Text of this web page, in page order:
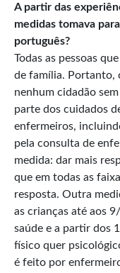
A partir das
medidas tomava
português?
Todas as pessoas
de família. Portanto,
nenhum cidadão
parte dos cuidados
enfermeiros,
pela consulta de
medida: dar mais
que em todas as
resposta. Outra
as crianças até aos
saúde e a partir dos
físico quer
é feito por